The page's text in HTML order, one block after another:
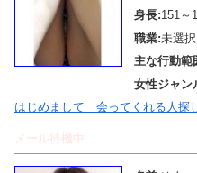
身長:151～
職業:未選択
主な行動範
女性ジャン
はじめまして 会ってくれる人探
メール待機中